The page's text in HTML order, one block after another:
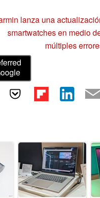
lanza una
smartwatches en medio
múltiples